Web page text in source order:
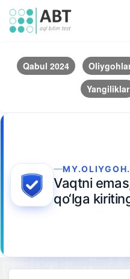
Qabul 2024
Yangiliklar
Vaqtni
qo‘lga